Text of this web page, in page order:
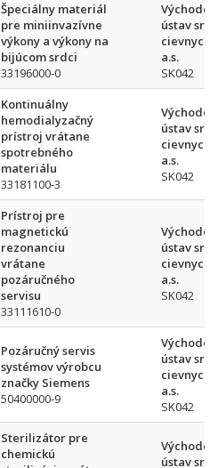
Špeciálny materiál
pre miniinvazívne
výkony a výkony na
bijúcom srdci
33196000-0
ústav
cievnych
a.s.
SK042
Kontinuálny
hemodialyzačný
prístroj vrátane
spotrebného
materiálu
33181100-3
ústav
cievnych
a.s.
SK042
Prístroj pre
magnetickú
rezonanciu
vrátane
pozáručného
servisu
33111610-0
ústav
cievnych
a.s.
SK042
Pozáručný servis
systémov výrobcu
značky Siemens
50400000-9
ústav
cievnych
a.s.
SK042
Sterilizátor pre
chemickú
ústav